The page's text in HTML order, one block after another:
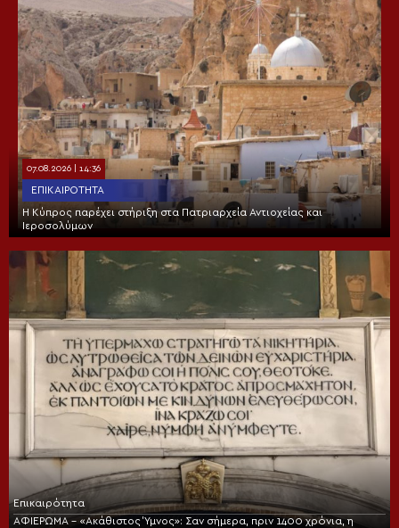
07.08.2026 | 14:36
ΕΠΙΚΑΙΡΌΤΗΤΑ
Η Κύπρος παρέχει στήριξη στα Πατριαρχεία Αντιοχείας και
Ιεροσολύμων
Επικαιρότητα
ΑΦΙΕΡΩΜΑ – «Ακάθιστος Ύμνος»: Σαν σήμερα, πριν 1400 χρόνια, η